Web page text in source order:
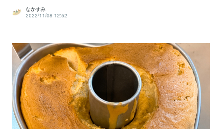
なかすみ
2022/11/08 12:52